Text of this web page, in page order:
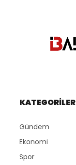
KATEGORİLER
Gündem
Ekonomi
Spor